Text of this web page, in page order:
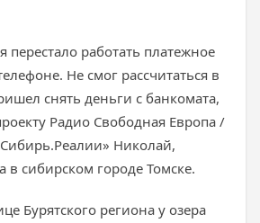
перестало работать платежное
Не смог рассчитаться в
снять деньги с банкомата,
Радио Свободная Европа /
Николай,
в сибирском городе Томске.
Бурятского региона у озера